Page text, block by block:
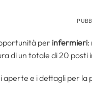
per infermieri:
di un totale di 20 posti
aperte e i dettagli per la